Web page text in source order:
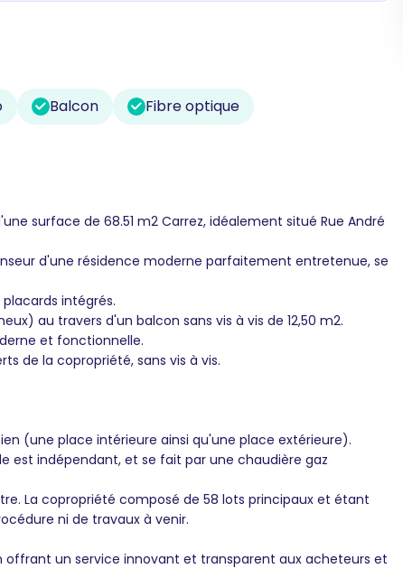
Balcon Fibre optique
surface de 68.51 m2 Carrez, idéalement situé Rue André
d'une résidence moderne parfaitement entretenue, se
intégrés.
au travers d'un balcon sans vis à vis de 12,50 m2.
et fonctionnelle.
de la copropriété, sans vis à vis.
(une place intérieure ainsi qu'une place extérieure).
est indépendant, et se fait par une chaudière gaz
La copropriété composé de 58 lots principaux et étant
ni de travaux à venir.
un service innovant et transparent aux acheteurs et